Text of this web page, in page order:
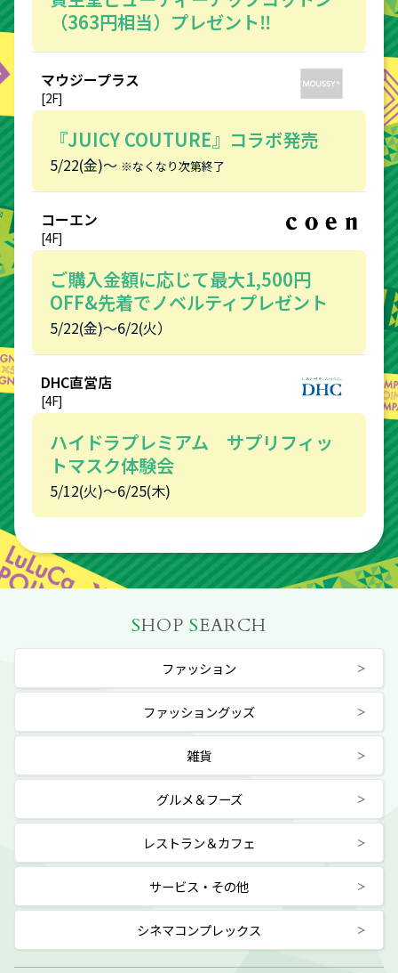
（363円相当）プレゼント‼︎
マウジープラス
[2F]
『JUICY COUTURE』コラボ発売
5/22(金)～ ※なくなり次第終了
コーエン
[4F]
ご購入金額に応じて最大1,500円
OFF&先着でノベルティプレゼント
5/22(金)～6/2(火）
DHC直営店
[4F]
ハイドラプレミアム サプリフィッ
トマスク体験会
5/12(火)〜6/25(木)
SHOP SEARCH
ファッション
ファッショングッズ
雑貨
グルメ＆フーズ
レストラン＆カフェ
サービス・その他
シネマコンプレックス